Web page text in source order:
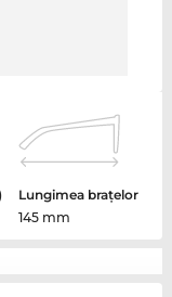
Lungimea brațelor
145 mm